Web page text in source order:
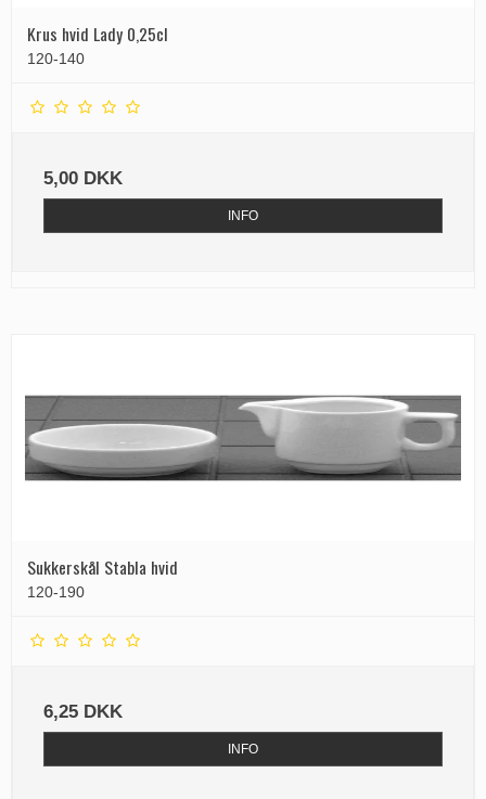
Krus hvid Lady 0,25cl
120-140
5,00 DKK
INFO
Sukkerskål Stabla hvid
120-190
6,25 DKK
INFO